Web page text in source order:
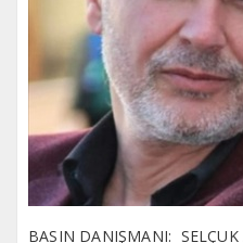
BASIN DANIŞMANI: